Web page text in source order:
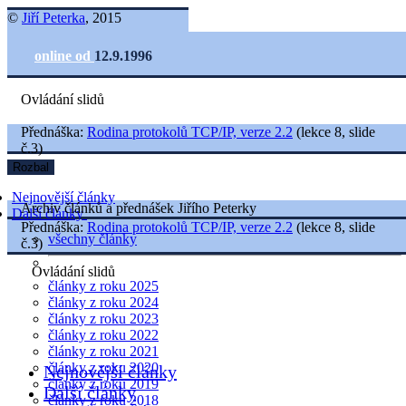
© Jiří Peterka, 2015
online od 12.9.1996
Ovládání slidů
Nejnovější články
Další články
všechny články
články z roku 2025
články z roku 2024
články z roku 2023
články z roku 2022
články z roku 2021
články z roku 2020
články z roku 2019
články z roku 2018
Přednáška: Rodina protokolů TCP/IP, verze 2.2 (lekce 8, slide
č.3)
Rozbal
Archiv článků a přednášek Jiřího Peterky
Přednáška: Rodina protokolů TCP/IP, verze 2.2 (lekce 8, slide
č.3)
Ovládání slidů
Nejnovější články
Další články